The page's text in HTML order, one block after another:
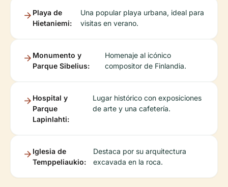
Playa de
Hietaniemi:
Una popular playa urbana, ideal para
visitas en verano.
Monumento y
Parque Sibelius:
Homenaje al icónico
compositor de Finlandia.
Hospital y
Parque
Lapinlahti:
Lugar histórico con exposiciones
de arte y una cafetería.
Iglesia de
Temppeliaukio:
Destaca por su arquitectura
excavada en la roca.